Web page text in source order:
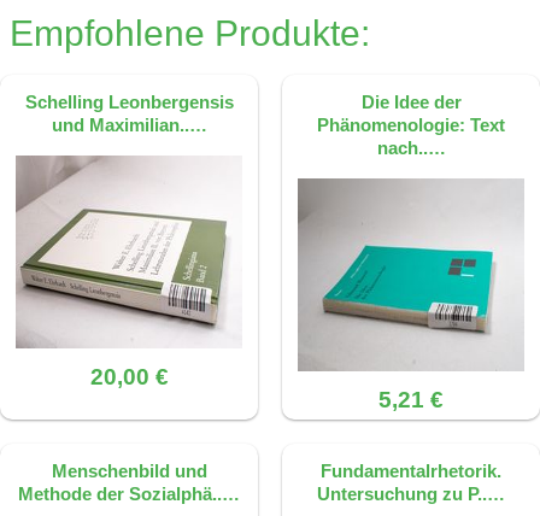
Dieses FAQ wurde mit KI erstellt, basierend
Ende des zweiten Bandes der Philosophie
der symbolischen Formen.
Dieses FAQ wurde mit KI erstellt, basierend
auf der Quelle: S. 98, ISBN 9783161478932
Empfohlene Produkte:
Schelling Leonbergensis
und Maximilian..…
20,00 €
Die Idee der
Phänomenologie: Text
nach..…
5,21 €
Menschenbild und
Methode der Sozialphä..…
Fundamentalrhetorik.
Untersuchung zu P..…